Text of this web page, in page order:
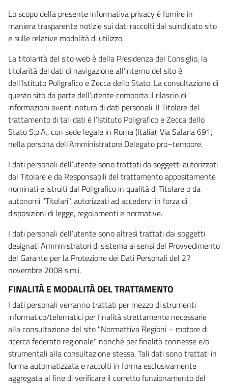
Lo scopo della presente informativa privacy è fornire in
maniera trasparente notizie sui dati raccolti dal suindicato sito
e sulle relative modalità di utilizzo.
La titolarità del sito web è della Presidenza del Consiglio, la
titolarità dei dati di navigazione all’interno del sito è
dell’Istituto Poligrafico e Zecca dello Stato. La consultazione di
questo sito da parte dell’utente comporta il rilascio di
informazioni aventi natura di dati personali. Il Titolare del
trattamento di tali dati è l’Istituto Poligrafico e Zecca dello
Stato S.p.A., con sede legale in Roma (Italia), Via Salaria 691,
nella persona dell’Amministratore Delegato pro–tempore.
I dati personali dell’utente sono trattati da soggetti autorizzati
dal Titolare e da Responsabili del trattamento appositamente
nominati e istruiti dal Poligrafico in qualità di Titolare o da
autonomi "Titolari", autorizzati ad accedervi in forza di
disposizioni di legge, regolamenti e normative.
I dati personali dell’utente sono altresì trattati dai soggetti
designati Amministratori di sistema ai sensi del Provvedimento
del Garante per la Protezione dei Dati Personali del 27
novembre 2008 s.m.i.
FINALITÀ E MODALITÀ DEL TRATTAMENTO
I dati personali verranno trattati per mezzo di strumenti
informatico/telematici per finalità strettamente necessarie
alla consultazione del sito "Normattiva Regioni – motore di
ricerca federato regionale" nonché per finalità connesse e/o
strumentali alla consultazione stessa. Tali dati sono trattati in
forma automatizzata e raccolti in forma esclusivamente
aggregata al fine di verificare il corretto funzionamento del